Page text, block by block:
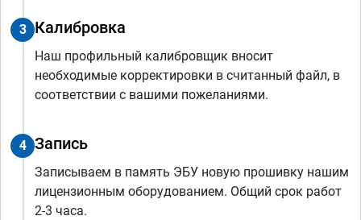
3 Калибровка
Наш профильный калибровщик вносит
необходимые корректировки в считанный файл, в
соответствии с вашими пожеланиями.
4 Запись
Записываем в память ЭБУ новую прошивку нашим
лицензионным оборудованием. Общий срок работ
2-3 часа.